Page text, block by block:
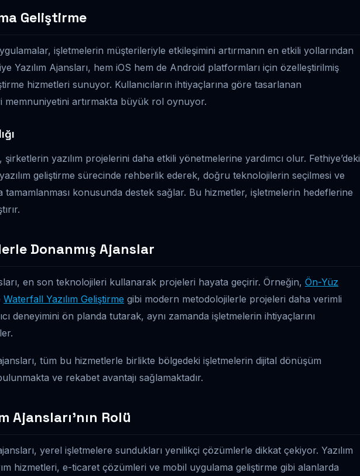
Geliştirme
işletmelerin müşterileriyle etkileşimini artırmanın en etkili yollarından
Yazılım Ajansları, hem iOS hem de Android platformları için özelleştirilmiş
hizmetleri sunuyor. Kullanıcıların ihtiyaçlarına göre tasarlanan
memnuniyetini artırmakta büyük rol oynuyor.
şirketlerin yazılım projelerini daha etkili yönetmelerine yardımcı olur. Fethiye’deki
geliştirme sürecinde rehberlik ederek, doğru teknolojilerin seçilmesi ve
tamamlanması konusunda destek sağlar. Bu hizmetler, işletmelerin hedeflerine
Donanmış Ajanslar
en son teknolojileri kullanarak projeleri hayata geçirir. Örneğin, Ön-Yüz
Waterfall Yazılım Geliştirme gibi modern metodolojilerle projeleri daha verimli
deneyimini ön planda tutarak, aynı zamanda işletmelerin ihtiyaçlarını
ajansları, tüm bu hizmetlerle birlikte bölgedeki işletmelerin dijital dönüşüm
ve rekabet avantajı sağlamaktadır.
Ajansları’nın Rolü
ajansları, yerel işletmelere sundukları yenilikçi çözümlerle dikkat çekiyor. Yazılım
hizmetleri, e-ticaret çözümleri ve mobil uygulama geliştirme gibi alanlarda